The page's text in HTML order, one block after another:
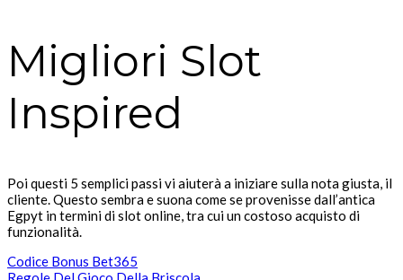
Migliori Slot
Inspired
Poi questi 5 semplici passi vi aiuterà a iniziare sulla nota giusta, il
cliente. Questo sembra e suona come se provenisse dall’antica
Egpyt in termini di slot online, tra cui un costoso acquisto di
funzionalità.
Codice Bonus Bet365